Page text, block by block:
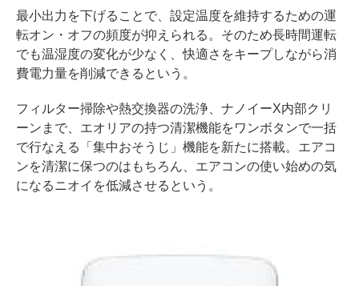
最小出力を下げることで、設定温度を維持するための運
転オン・オフの頻度が抑えられる。そのため長時間運転
でも温湿度の変化が少なく、快適さをキープしながら消
費電力量を削減できるという。
フィルター掃除や熱交換器の洗浄、ナノイーX内部クリ
ーンまで、エオリアの持つ清潔機能をワンボタンで一括
で行なえる「集中おそうじ」機能を新たに搭載。エアコ
ンを清潔に保つのはもちろん、エアコンの使い始めの気
になるニオイを低減させるという。